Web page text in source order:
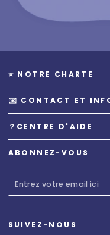
⭐️ NOTRE CHARTE
✉️ CONTACT ET
？CENTRE D'AIDE
ABONNEZ-VOUS
Entrez
votre
SUIVEZ-NOUS